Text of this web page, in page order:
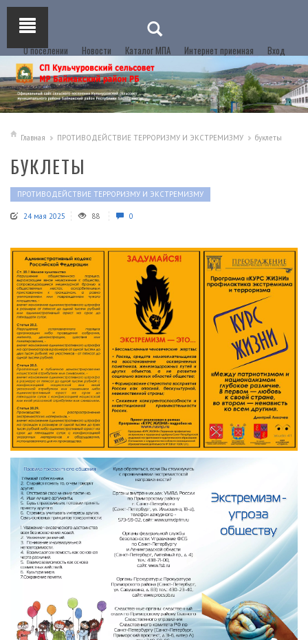
О поселении Новости Каталог МПА Интернет приемная Вход
Главная ПРОТИВОДЕЙСТВИЕ ТЕРРОРИЗМУ И ЭКСТРЕМИЗМУ буклеты
БУКЛЕТЫ
ПРОТИВОДЕЙСТВИЕ ТЕРРОРИЗМУ И ЭКСТРЕМИЗМУ
24 мая 2025 88 0